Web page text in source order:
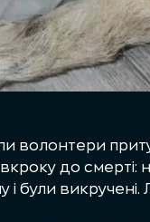
волонтери
до смерті:
були викручені.